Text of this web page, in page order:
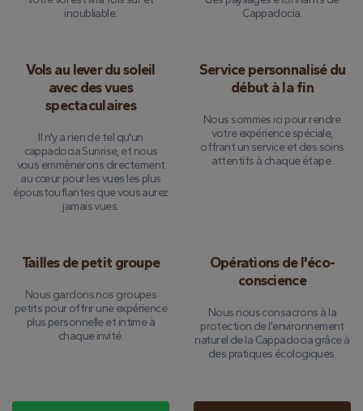
inoubliable.
Cappadocia.
Vols au lever du soleil
avec des vues
spectaculaires
Il n'y a rien de tel qu'un
cappadocia Sunrise, et nous
vous emmènerons directement
au cœur pour les vues les plus
époustouflantes que vous aurez
jamais vues.
Service personnalisé du
début à la fin
Nous sommes ici pour rendre
votre expérience spéciale,
offrant un service et des soins
attentifs à chaque étape.
Tailles de petit groupe
Nous gardons nos groupes
petits pour offrir une expérience
plus personnelle et intime à
chaque invité.
Opérations de l'éco-
conscience
Nous nous consacrons à la
protection de l'environnement
naturel de la Cappadocia grâce à
des pratiques écologiques.